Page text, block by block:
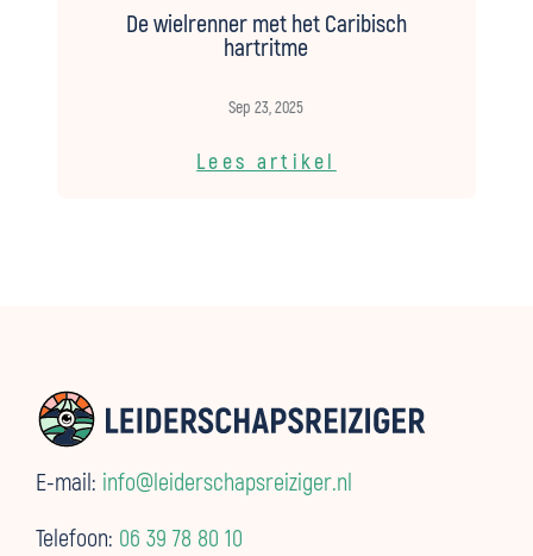
De wielrenner met het Caribisch
hartritme
Sep 23, 2025
Lees artikel
E-mail: info@leiderschapsreiziger.nl
Telefoon: 06 39 78 80 10